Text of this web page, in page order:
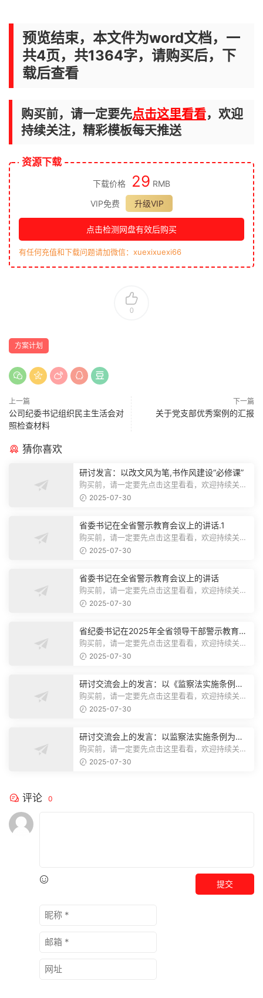
预览结束，本文件为word文档，一
共4页，共1364字，请购买后，下
载后查看
购买前，请一定要先点击这里看看，欢迎
持续关注，精彩模板每天推送
资源下载
下载价格 29 RMB
VIP免费
升级VIP
点击检测网盘有效后购买
有任何充值和下载问题请加微信：xuexixuexi66
0
方案计划
上一篇
公司纪委书记组织民主生活会对
照检查材料
下一篇
关于党支部优秀案例的汇报
猜你喜欢
研讨发言：以改文风为笔,书作风建设“必修课”
购买前，请一定要先点击这里看看，欢迎持续关
注，精彩模板每天推送预览结束，本文...
2025-07-30
省委书记在全省警示教育会议上的讲话.1
购买前，请一定要先点击这里看看，欢迎持续关
注，精彩模板每天推送预览结束，本文...
2025-07-30
省委书记在全省警示教育会议上的讲话
购买前，请一定要先点击这里看看，欢迎持续关
注，精彩模板每天推送预览结束，本文...
2025-07-30
省纪委书记在2025年全省领导干部警示教育会
上的讲话.1
购买前，请一定要先点击这里看看，欢迎持续关
注，精彩模板每天推送预览结束，本文...
2025-07-30
研讨交流会上的发言：以《监察法实施条例》
为纲,推动巡察工作高质量发展
购买前，请一定要先点击这里看看，欢迎持续关
注，精彩模板每天推送预览结束，本文...
2025-07-30
研讨交流会上的发言：以监察法实施条例为纲
推动巡察工作高质量发展
购买前，请一定要先点击这里看看，欢迎持续关
注，精彩模板每天推送预览结束，本文...
2025-07-30
评论 0
提交